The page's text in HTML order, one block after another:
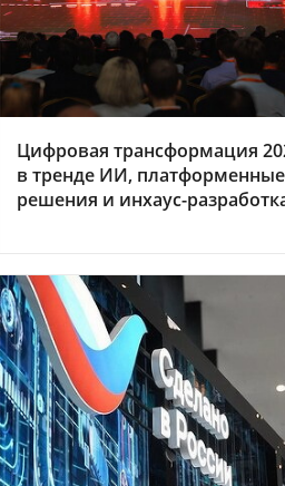
Цифровая трансформация
в тренде ИИ, платформенные
решения и инхаус-